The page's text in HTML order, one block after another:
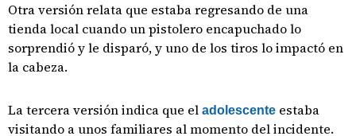
Otra versión relata que estaba regresando de una
tienda local cuando un pistolero encapuchado lo
sorprendió y le disparó, y uno de los tiros lo impactó en
la cabeza.
La tercera versión indica que el adolescente estaba
visitando a unos familiares al momento del incidente.